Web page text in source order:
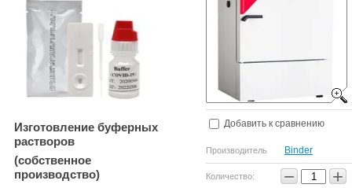
Добавить к сравнению
Производитель Binder
Количество: − +
Изготовление буферных
растворов
(собственное
производство)